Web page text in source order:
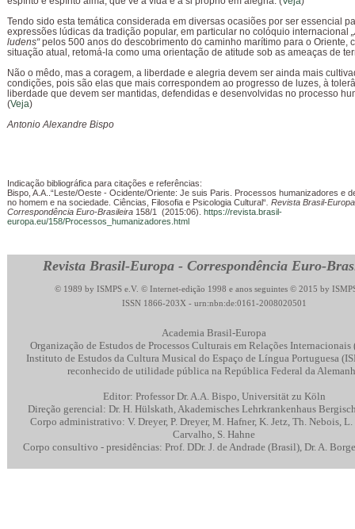
Tendo sido esta temática considerada em diversas ocasiões por ser essencial
expressões lúdicas da tradição popular, em particular no colóquio internacional
ludens“pelos 500 anos do descobrimento do caminho marítimo para o Oriente,
situação atual, retomá-la como uma orientação de atitude sob as ameaças de
Não o mêdo, mas a coragem, a liberdade e alegria devem ser ainda mais
condições, pois são elas que mais correspondem ao progresso de luzes, à
liberdade que devem ser mantidas, defendidas e desenvolvidas no processo
(Veja)
Antonio Alexandre Bispo
Indicação bibliográfica para citações e referências:
Bispo, A.A..“Leste/Oeste - Ocidente/Oriente: Je suis Paris. Processos humanizadores e
no homem e na sociedade. Ciências, Filosofia e Psicologia Cultural“ . Revista Brasil-
Correspondência Euro-Brasileira 158/1 (2015:06). https://revista.brasil-
europa.eu/158/Processos_humanizadores.html
Revista Brasil-Europa - Correspondência Euro-
© 1989 by ISMPS e.V. © Internet-edição 1998 e anos seguintes © 2015 by
ISSN 1866-203X - urn:nbn:de:0161-2008020501
Academia Brasil-Europa
Organização de Estudos de Processos Culturais em Relações Internacionais
Instituto de Estudos da Cultura Musical do Espaço de Língua Portuguesa
reconhecido de utilidade pública na República Federal da
Editor: Professor Dr. A.A. Bispo, Universität zu Köln
Direção gerencial: Dr. H. Hülskath, Akademisches Lehrkrankenhaus
Corpo administrativo: V. Dreyer, P. Dreyer, M. Hafner, K. Jetz, Th. Nebois,
Carvalho, S. Hahne
Corpo consultivo - presidências: Prof. DDr. J. de Andrade (Brasil), Dr. A.